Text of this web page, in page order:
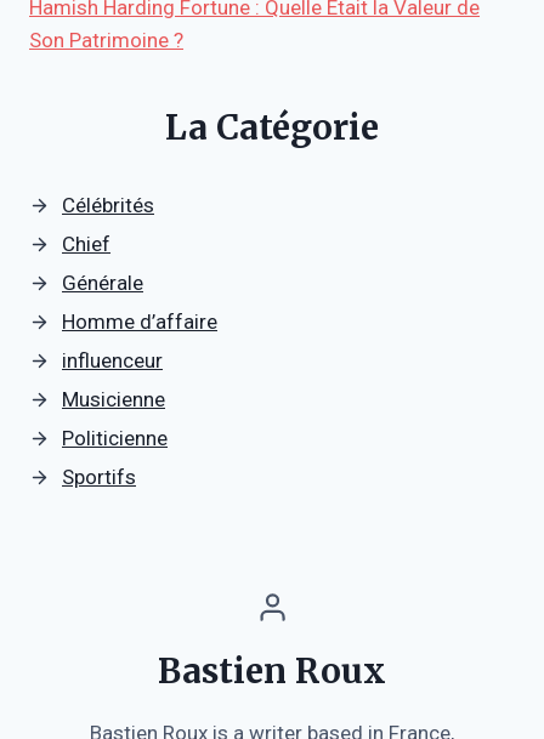
Hamish Harding Fortune : Quelle Était la Valeur de
Son Patrimoine ?
La Catégorie
Célébrités
Chief
Générale
Homme d’affaire
influenceur
Musicienne
Politicienne
Sportifs
Bastien Roux
Bastien Roux is a writer based in France,